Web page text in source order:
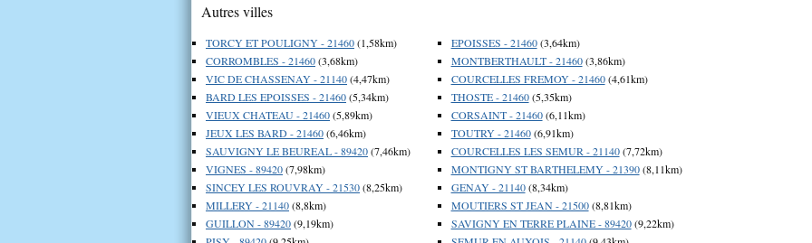
Autres villes
TORCY ET POULIGNY - 21460(1,58km)
CORROMBLES - 21460(3,68km)
VIC DE CHASSENAY - 21140(4,47km)
BARD LES EPOISSES - 21460(5,34km)
VIEUX CHATEAU - 21460(5,89km)
JEUX LES BARD - 21460(6,46km)
SAUVIGNY LE BEUREAL - 89420(7,46km)
VIGNES - 89420(7,98km)
SINCEY LES ROUVRAY - 21530(8,25km)
MILLERY - 21140(8,8km)
GUILLON - 89420(9,19km)
EPOISSES - 21460(3,64km)
MONTBERTHAULT - 21460(3,86km)
COURCELLES FREMOY - 21460(4,61km)
THOSTE - 21460(5,35km)
CORSAINT - 21460(6,11km)
TOUTRY - 21460(6,91km)
COURCELLES LES SEMUR - 21140(7,72km)
MONTIGNY ST BARTHELEMY - 21390(8,11km)
GENAY - 21140(8,34km)
MOUTIERS ST JEAN - 21500(8,81km)
SAVIGNY EN TERRE PLAINE - 89420(9,22km)